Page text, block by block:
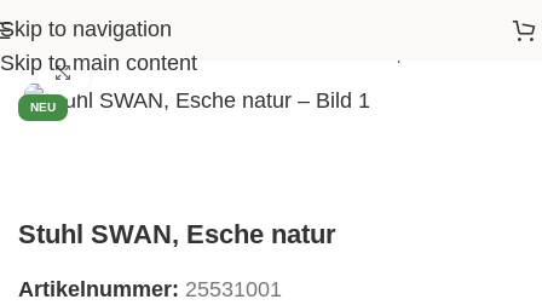
Skip to navigation
Skip to main content
>Shop>Essen>Stühle
NEU
Klick zum Vergrößern
Stuhl SWAN, Esche natur
Artikelnummer: 25531001